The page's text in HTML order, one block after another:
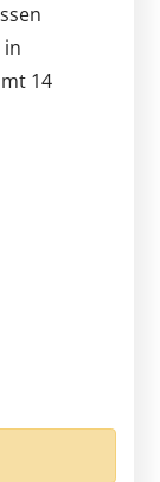
in
14